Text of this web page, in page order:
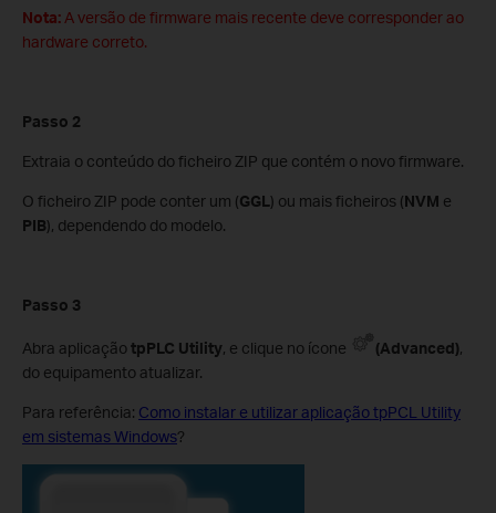
Nota: A versão de firmware mais recente deve corresponder ao
hardware correto.
Passo 2
Extraia o conteúdo do ficheiro ZIP que contém o novo firmware.
O ficheiro ZIP pode conter um (GGL) ou mais ficheiros (NVM e
PIB), dependendo do modelo.
Passo 3
Abra aplicaçãotpPLC Utility, e clique no ícone (Advanced),
do equipamento atualizar.
Para referência: Como instalar e utilizar aplicação tpPCL Utility
em sistemas Windows?